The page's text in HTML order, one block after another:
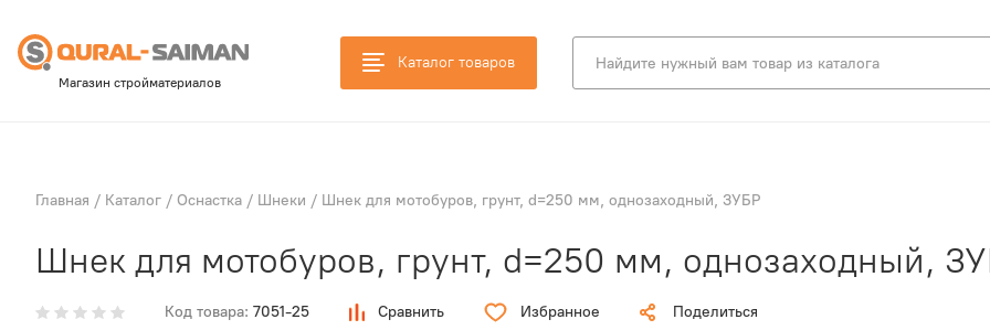
Магазин стройматериалов
Каталог товаров
Главная / Каталог / Оснастка / Шнеки / Шнек для мотобуров, грунт, d=250 мм, однозаходный, ЗУБР
Шнек для мотобуров, грунт, d=250 мм, однозаходный,
Код товара: 7051-25 Сравнить Избранное Поделиться